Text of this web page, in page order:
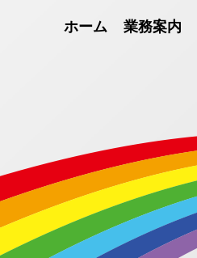
ホーム 業務案内